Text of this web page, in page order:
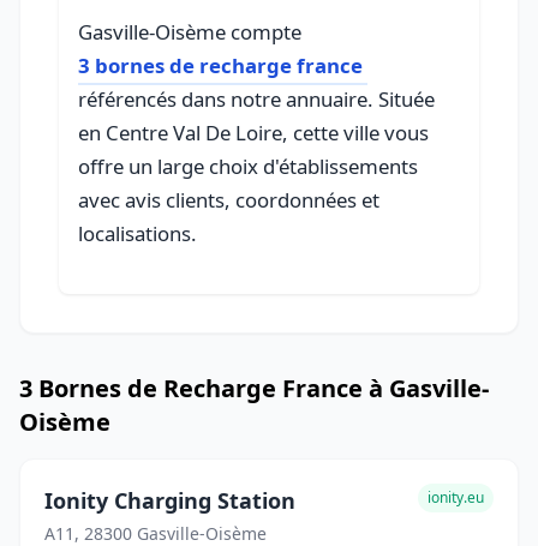
Gasville-Oisème compte
3 bornes de recharge france
référencés dans notre annuaire. Située
en Centre Val De Loire, cette ville vous
offre un large choix d'établissements
avec avis clients, coordonnées et
localisations.
3 Bornes de Recharge France à Gasville-
Oisème
Ionity Charging Station
A11, 28300 Gasville-Oisème
ionity.eu